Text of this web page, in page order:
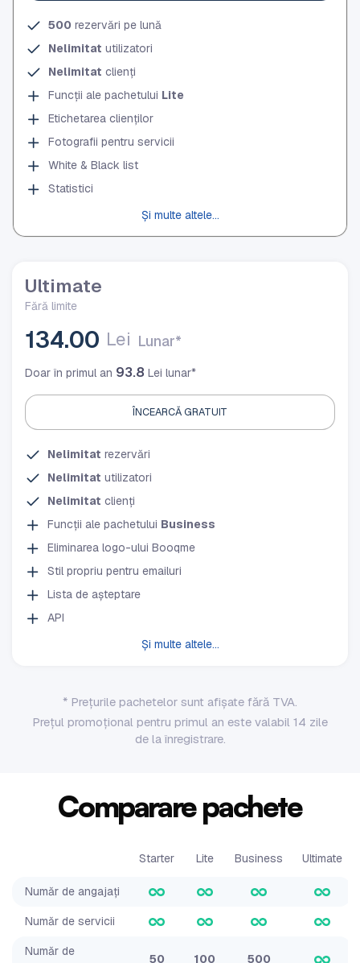
500 rezervări pe lună
Nelimitat utilizatori
Nelimitat clienți
Funcții ale pachetului Lite
Etichetarea clienților
Fotografii pentru servicii
White & Black list
Statistici
Și multe altele...
Ultimate
Fără limite
134.00 Lei Lunar*
Doar în primul an 93.8 Lei lunar*
ÎNCEARCĂ GRATUIT
Nelimitat rezervări
Nelimitat utilizatori
Nelimitat clienți
Funcții ale pachetului Business
Eliminarea logo-ului Booqme
Stil propriu pentru emailuri
Lista de așteptare
API
Și multe altele...
* Prețurile pachetelor sunt afișate fără TVA.
Prețul promoțional pentru primul an este valabil 14 zile
de la înregistrare.
Comparare pachete
Starter Lite Business Ultimate
Număr de angajați
Număr de servicii
Număr de
50 100 500